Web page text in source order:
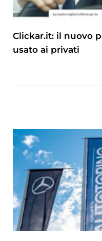
Clickar.it: il nuovo
usato ai privati